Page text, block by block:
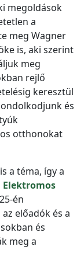
megoldások
a
meg Wagner
is, aki szerint
meg
rejlő
keresztül
és
otthonokat
a téma, így a
Elektromos
én
előadók és a
és
meg a